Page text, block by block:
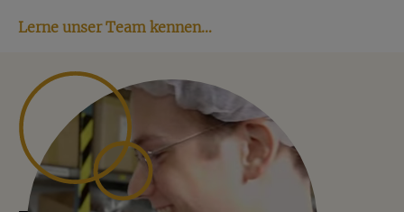
Lerne unser Team kennen…